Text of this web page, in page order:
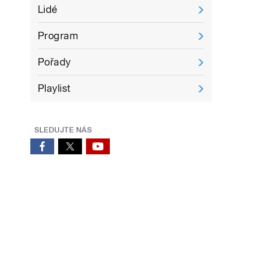
Lidé
Program
Pořady
Playlist
SLEDUJTE NÁS